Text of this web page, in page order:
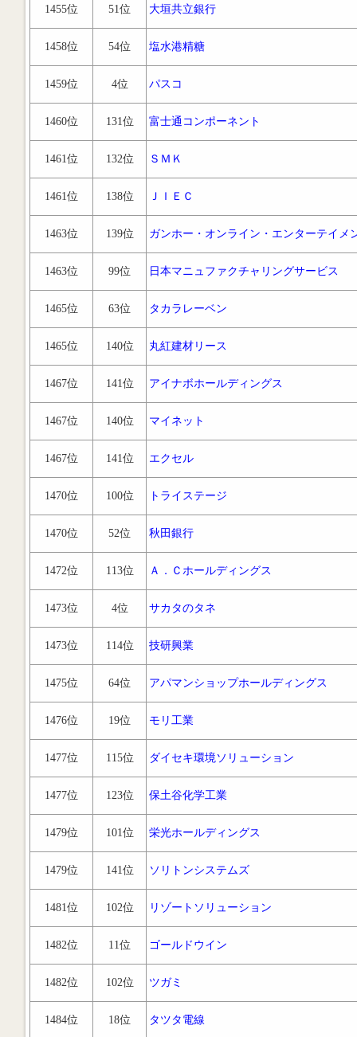
1455位 51位 大垣共立銀行
1458位 54位 塩水港精糖
1459位 4位 パスコ
1460位 131位 富士通コンポーネント
1461位 132位 ＳＭＫ
1461位 138位 ＪＩＥＣ
1463位 139位 ガンホー・オンライン・エンターテイメ
1463位 99位 日本マニュファクチャリングサービス
1465位 63位 タカラレーベン
1465位 140位 丸紅建材リース
1467位 141位 アイナボホールディングス
1467位 140位 マイネット
1467位 141位 エクセル
1470位 100位 トライステージ
1470位 52位 秋田銀行
1472位 113位 Ａ．Ｃホールディングス
1473位 4位 サカタのタネ
1473位 114位 技研興業
1475位 64位 アパマンショップホールディングス
1476位 19位 モリ工業
1477位 115位 ダイセキ環境ソリューション
1477位 123位 保土谷化学工業
1479位 101位 栄光ホールディングス
1479位 141位 ソリトンシステムズ
1481位 102位 リゾートソリューション
1482位 11位 ゴールドウイン
1482位 102位 ツガミ
1484位 18位 タツタ電線